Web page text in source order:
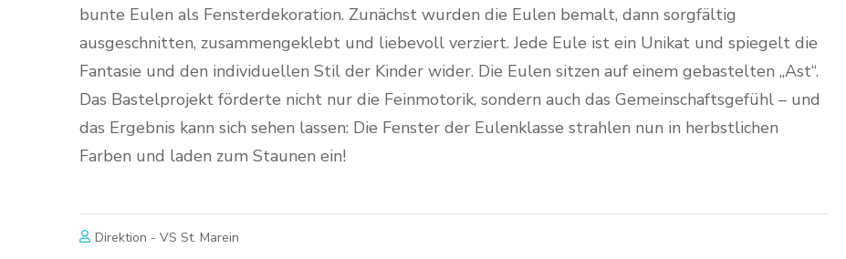
bunte Eulen als Fensterdekoration. Zunächst wurden die Eulen bemalt, dann sorgfältig
ausgeschnitten, zusammengeklebt und liebevoll verziert. Jede Eule ist ein Unikat und spiegelt die
Fantasie und den individuellen Stil der Kinder wider. Die Eulen sitzen auf einem gebastelten „Ast“.
Das Bastelprojekt förderte nicht nur die Feinmotorik, sondern auch das Gemeinschaftsgefühl – und
das Ergebnis kann sich sehen lassen: Die Fenster der Eulenklasse strahlen nun in herbstlichen
Farben und laden zum Staunen ein!
Direktion - VS St. Marein